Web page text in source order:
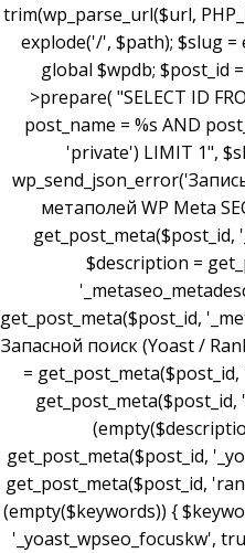
trim(wp_parse_url($url,
explode('/', $path); $slug
global $wpdb; $post_id
>prepare( "SELECT ID
post_name = %s AND
'private') LIMIT 1",
метаполей WP Meta
get_post_meta($post_id,
$description =
get_post_meta($post_id,
Запасной поиск (Yoast /
=
get_post_meta($post_id,
get_post_meta($post_id,
(empty($keywords)) {
'_yoast_wpseo_focuskw',